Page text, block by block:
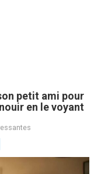
petit ami pour
en le voyant